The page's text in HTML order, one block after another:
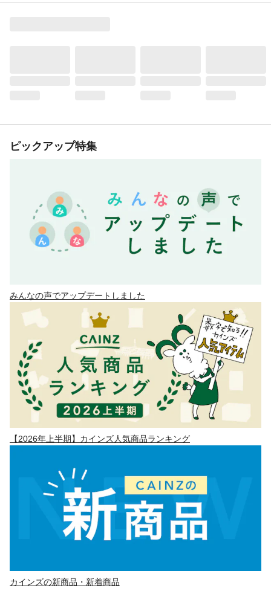
ピックアップ特集
みんなの声でアップデートしました
【2026年上半期】カインズ人気商品ランキング
カインズの新商品・新着商品